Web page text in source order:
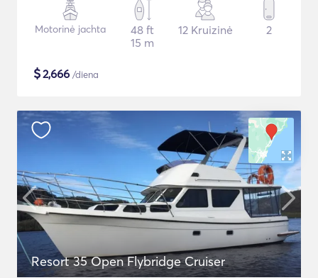
Motorinė jachta
48 ft
15 m
12 Kruizinė 2
$2,666 /diena
Resort 35 Open Flybridge Cruiser